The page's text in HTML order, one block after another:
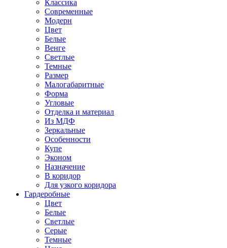
Классика
Современные
Модерн
Цвет
Белые
Венге
Светлые
Темные
Размер
Малогабаритные
Форма
Угловые
Отделка и материал
Из МДФ
Зеркальные
Особенности
Купе
Эконом
Назначение
В коридор
Для узкого коридора
Гардеробные
Цвет
Белые
Светлые
Серые
Темные